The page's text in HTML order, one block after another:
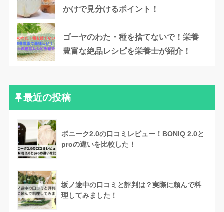
かけで見分けるポイント！
ゴーヤのわた・種を捨てないで！栄養
豊富な絶品レシピを栄養士が紹介！
最近の投稿
ボニーク2.0の口コミレビュー！BONIQ 2.0と
proの違いを比較した！
坂ノ途中の口コミと評判は？実際に頼んで料
理してみました！